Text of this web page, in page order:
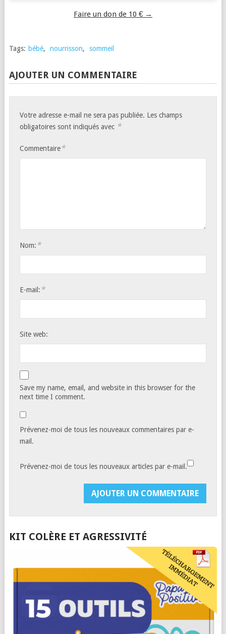
Faire un don de 10 € →
Tags: bébé, nourrisson, sommeil
AJOUTER UN COMMENTAIRE
Votre adresse e-mail ne sera pas publiée. Les champs
obligatoires sont indiqués avec *
Commentaire*
Nom: *
E-mail: *
Site web:
Save my name, email, and website in this browser for the
next time I comment.
Prévenez-moi de tous les nouveaux commentaires par e-
mail.
Prévenez-moi de tous les nouveaux articles par e-mail.
KIT COLÈRE ET AGRESSIVITÉ